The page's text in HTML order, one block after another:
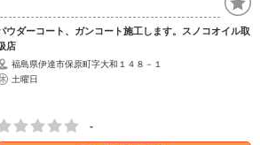
ウダーコート、ガンコート施工します。スノコオイル取
店
福島県伊達市保原町字大和１４８－１
土曜日
-